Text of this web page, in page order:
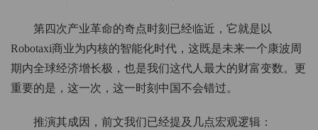
第四次产业革命的奇点时刻已经临近，它就是以
Robotaxi商业为内核的智能化时代，这既是未来一个康波周
期内全球经济增长极，也是我们这代人最大的财富变数。更
重要的是，这一次，这一时刻中国不会错过。
推演其成因，前文我们已经提及几点宏观逻辑：